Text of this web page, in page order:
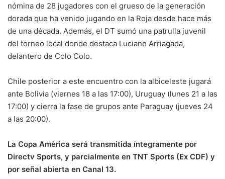
nómina de 28 jugadores con el grueso de la generación
dorada que ha venido jugando en la Roja desde hace más
de una década. Además, el DT sumó una patrulla juvenil
del torneo local donde destaca Luciano Arriagada,
delantero de Colo Colo.
Chile posterior a este encuentro con la albiceleste jugará
ante Bolivia (viernes 18 a las 17:00), Uruguay (lunes 21 a las
17:00) y cierra la fase de grupos ante Paraguay (jueves 24
a las 20:00).
La Copa América será transmitida íntegramente por
Directv Sports, y parcialmente en TNT Sports (Ex CDF) y
por señal abierta en Canal 13.